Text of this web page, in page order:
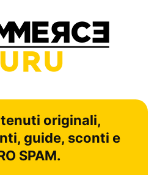
originali,
guide, sconti e
SPAM.